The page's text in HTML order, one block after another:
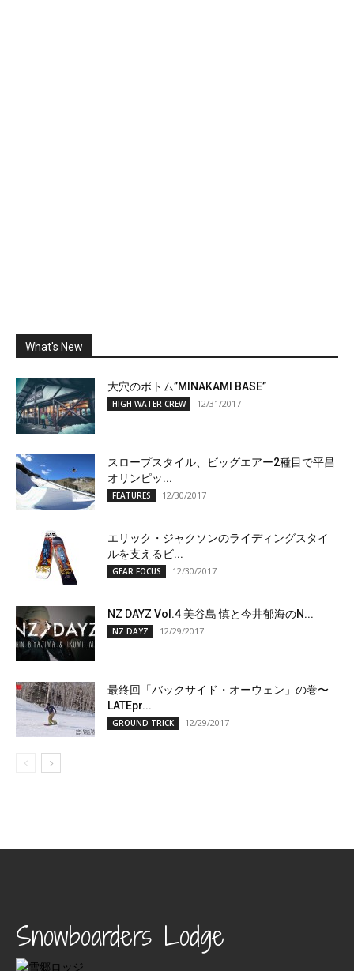
What's New
大穴のボトム”MINAKAMI BASE”
HIGH WATER CREW 12/31/2017
スロープスタイル、ビッグエアー2種目で平昌
オリンピッ...
FEATURES 12/30/2017
エリック・ジャクソンのライディングスタイ
ルを支えるビ...
GEAR FOCUS 12/30/2017
NZ DAYZ Vol.4 美谷島 慎と今井郁海のN...
NZ DAYZ 12/29/2017
最終回「バックサイド・オーウェン」の巻〜
LATEpr...
GROUND TRICK 12/29/2017
Snowboarders Lodge